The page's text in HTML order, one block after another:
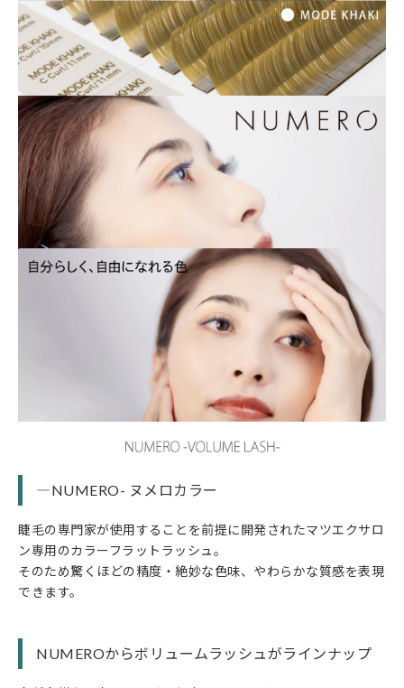
―NUMERO- ヌメロカラー
睫毛の専門家が使用することを前提に開発されたマツエクサロ
ン専用のカラーフラットラッシュ。
そのため驚くほどの精度・絶妙な色味、やわらかな質感を表現
できます。
NUMEROからボリュームラッシュがラインナップ